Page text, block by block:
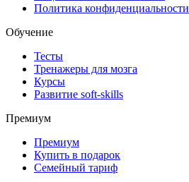
Политика конфиденциальности
Обучение
Тесты
Тренажеры для мозга
Курсы
Развитие soft-skills
Премиум
Премиум
Купить в подарок
Семейный тариф